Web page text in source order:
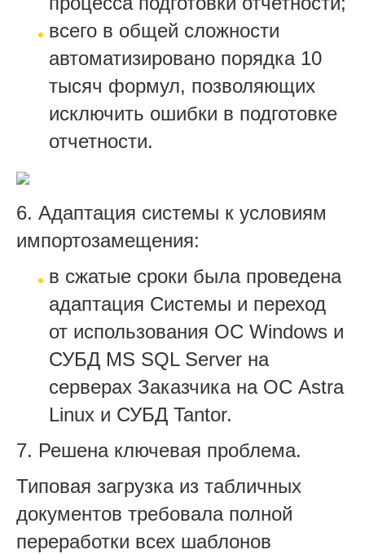
всего в общей сложности
автоматизировано порядка 10
тысяч формул, позволяющих
исключить ошибки в подготовке
отчетности.
6. Адаптация системы к условиям
импортозамещения:
в сжатые сроки была проведена
адаптация Системы и переход
от использования ОС Windows и
СУБД MS SQL Server на
серверах Заказчика на ОС Astra
Linux и СУБД Tantor.
7. Решена ключевая проблема.
Типовая загрузка из табличных
документов требовала полной
переработки всех шаблонов